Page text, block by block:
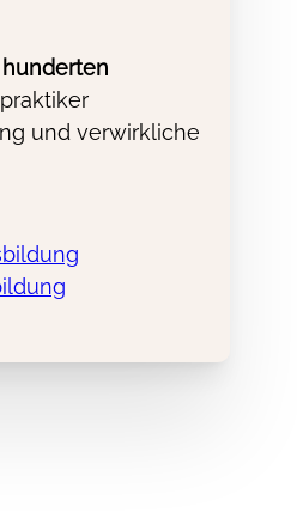
hunderten
und verwirkliche